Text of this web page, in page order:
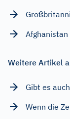
Weitere Artikel
Gibt es
Wenn die